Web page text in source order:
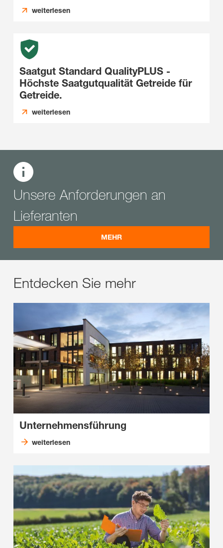
weiterlesen
Saatgut Standard QualityPLUS -
Höchste Saatgutqualität Getreide für
Getreide.
weiterlesen
Unsere Anforderungen an
Lieferanten
MEHR
Entdecken Sie mehr
Unternehmensführung
weiterlesen